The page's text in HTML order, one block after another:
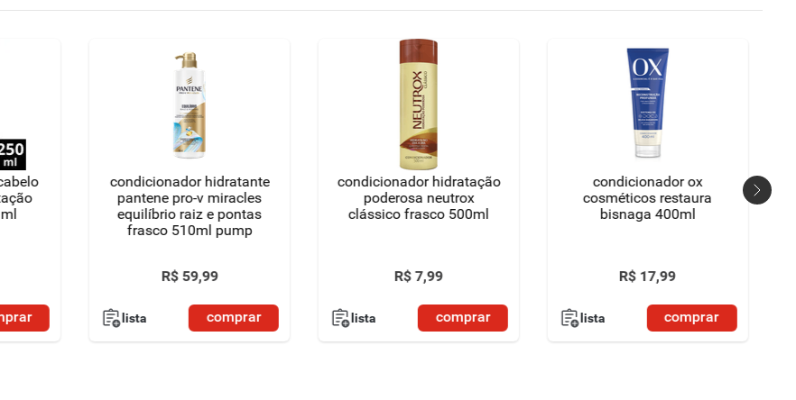
condicionador hidratante
pantene pro-v miracles
equilíbrio raiz e pontas
frasco 510ml pump
R$ 59,99
lista comprar
condicionador hidratação
poderosa neutrox
clássico frasco 500ml
R$ 7,99
lista comprar
condicionador ox
cosméticos restaura
bisnaga 400ml
R$ 17,99
lista comprar